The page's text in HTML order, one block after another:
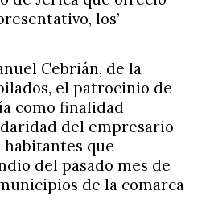
los’
Cebrián, de la
el patrocinio de
como finalidad
del empresario
que
del pasado mes de
de la comarca